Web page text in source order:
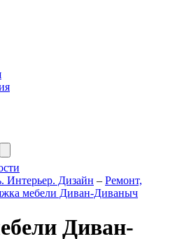
Интерьер. Дизайн – Ремонт,
мебели Диван-Диваныч
Диван-